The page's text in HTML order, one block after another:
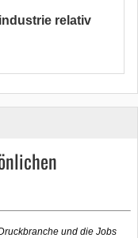
relativ
und die Jobs